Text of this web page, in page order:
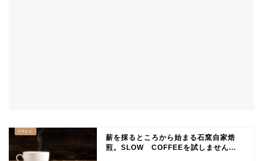
薪を採るところから始まる石窯自家焙
煎。SLOW COFFEEを試しません...